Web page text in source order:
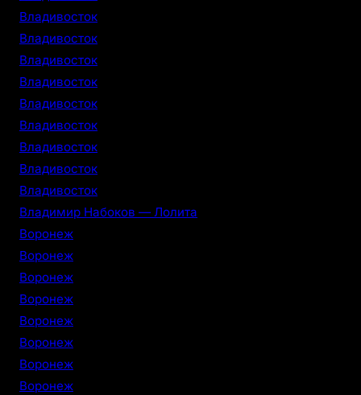
Владивосток
Владивосток
Владивосток
Владивосток
Владивосток
Владивосток
Владивосток
Владивосток
Владивосток
Владимир Набоков — Лолита
Воронеж
Воронеж
Воронеж
Воронеж
Воронеж
Воронеж
Воронеж
Воронеж